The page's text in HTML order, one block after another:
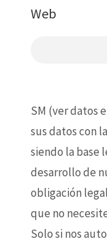
Web
SM (ver datos
sus datos con
siendo la base
desarrollo de
obligación
que no
Solo si nos